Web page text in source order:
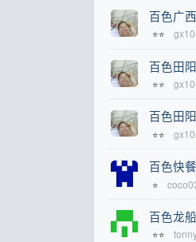
百色广
⭐⭐
百色田
⭐⭐
百色田
⭐⭐
百色快
⭐
百色龙
⭐⭐